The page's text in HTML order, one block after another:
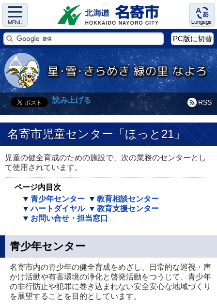
Menu Language
PC版に切替
RSS
読み上げる
名寄市児童センター「ほっと21」
児童の健全育成のための施設で、次の業務のセンターとし
て使用されています。
ページ内目次
青少年センター
教育相談センター
ハートダイヤル
教育支援センター
お問い合せ・担当窓口
青少年センター
名寄市内の青少年の健全育成をめざし、日常的な巡視・声
かけ活動や有害環境の浄化と啓発活動をつうじて、青少年
の非行防止や犯罪に巻き込まれない安全安心な地域づくり
を展望することを目的としています。